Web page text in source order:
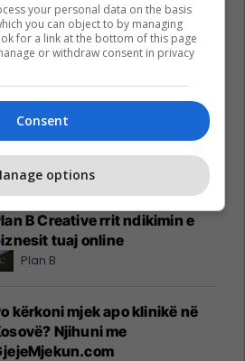
Reklamo këtu
Kursimet mund t’ju sjellin një
Banka Ekonomike
B Creative rrit ndikimin e
tuaj online
Plan B
kërkoni mjek apo klinikë në
Njihuni me
your personal data on the basis
you can object to by managing
for a link at the bottom of this page
or withdraw consent in privacy
Consent
options